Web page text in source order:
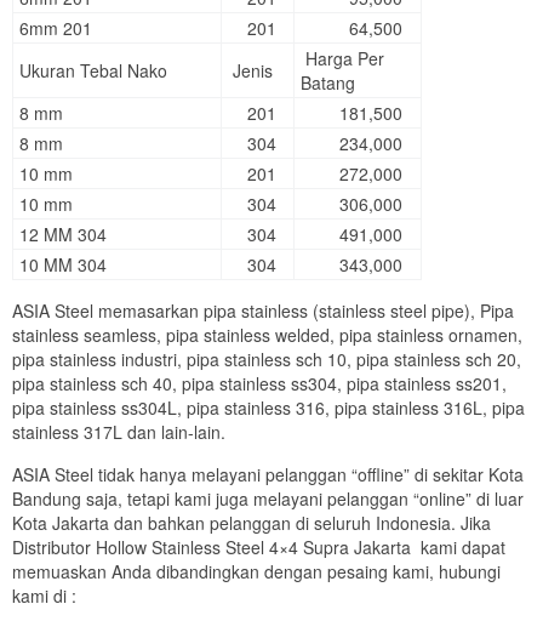
6mm 201
201
64,500
Ukuran Tebal Nako
Jenis
Harga Per
Batang
8 mm
201
181,500
8 mm
304
234,000
10 mm
201
272,000
10 mm
304
306,000
12 MM 304
304
491,000
10 MM 304
304
343,000
ASIA Steel memasarkan pipa stainless (stainless steel pipe), Pipa
stainless seamless, pipa stainless welded, pipa stainless ornamen,
pipa stainless industri, pipa stainless sch 10, pipa stainless sch 20,
pipa stainless sch 40, pipa stainless ss304, pipa stainless ss201,
pipa stainless ss304L, pipa stainless 316, pipa stainless 316L, pipa
stainless 317L dan lain-lain.
ASIA Steel tidak hanya melayani pelanggan “offline” di sekitar Kota
Bandung saja, tetapi kami juga melayani pelanggan “online” di luar
Kota Jakarta dan bahkan pelanggan di seluruh Indonesia. Jika
Distributor Hollow Stainless Steel 4×4 Supra Jakarta kami dapat
memuaskan Anda dibandingkan dengan pesaing kami, hubungi
kami di :